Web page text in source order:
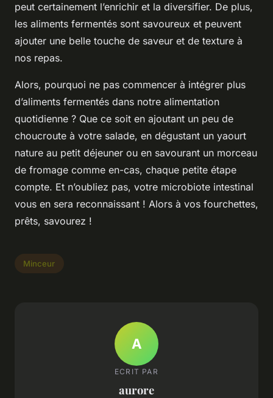
peut certainement l’enrichir et la diversifier. De plus,
les aliments fermentés sont savoureux et peuvent
ajouter une belle touche de saveur et de texture à
nos repas.
Alors, pourquoi ne pas commencer à intégrer plus
d’aliments fermentés dans notre alimentation
quotidienne ? Que ce soit en ajoutant un peu de
choucroute à votre salade, en dégustant un yaourt
nature au petit déjeuner ou en savourant un morceau
de fromage comme en-cas, chaque petite étape
compte. Et n’oubliez pas, votre microbiote intestinal
vous en sera reconnaissant ! Alors à vos fourchettes,
prêts, savourez !
Minceur
A
ECRIT PAR
aurore